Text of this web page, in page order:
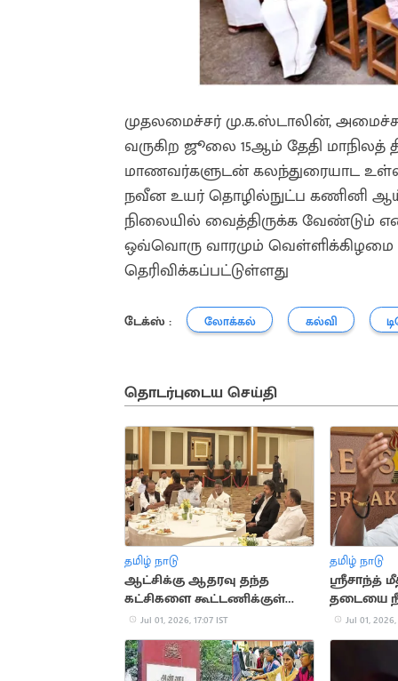
முதலமைச்சர் மு.க.ஸ்டாலின்,
வருகிற ஜூலை 15ஆம் தேதி
மாணவர்களுடன் கலந்துரையாட
நவீன உயர் தொழில்நுட்ப கணினி
நிலையில் வைத்திருக்க வேண்டும்
ஒவ்வொரு வாரமும் வெள்ளிக்கிழமை
தெரிவிக்கப்பட்டுள்ளது
டேக்ஸ் : லோக்கல் கல்வி
தொடர்புடைய செய்தி
தமிழ் நாடு
ஆட்சிக்கு ஆதரவு தந்த
கட்சிகளை கூட்டணிக்குள்
கொண்டுவர தீவிரம்
Jul 01, 2026, 17:07 IST
தமிழ் நாடு
ஸ்ரீசாந்த்
தடையை
Jul 01, 2026,